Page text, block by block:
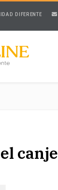
DIFERENTE
canje